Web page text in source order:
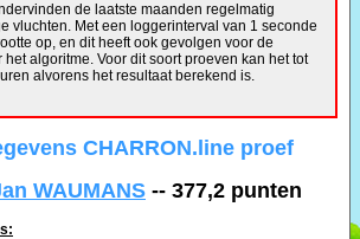
de laatste maanden regelmatig
vluchten. Met een loggerinterval van 1 seconde
op, en dit heeft ook gevolgen voor de
algoritme. Voor dit soort proeven kan het tot
alvorens het resultaat berekend is.
CHARRON.line proef
WAUMANS -- 377,2 punten